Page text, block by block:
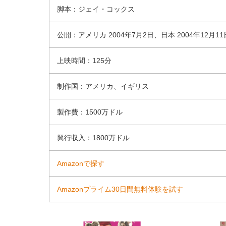
脚本：ジェイ・コックス
公開：アメリカ 2004年7月2日、日本 2004年12月11
上映時間：125分
制作国：アメリカ、イギリス
製作費：1500万ドル
興行収入：1800万ドル
Amazonで探す
Amazonプライム30日間無料体験を試す